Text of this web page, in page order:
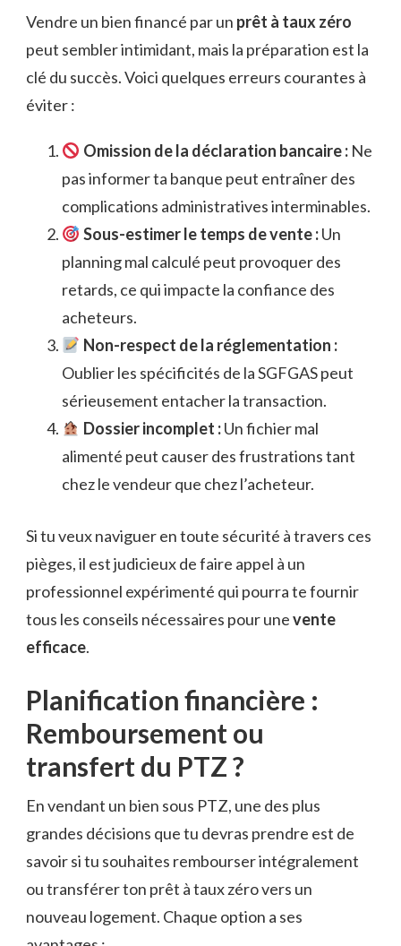
Vendre un bien financé par un prêt à taux zéro
peut sembler intimidant, mais la préparation est la
clé du succès. Voici quelques erreurs courantes à
éviter :
Omission de la déclaration bancaire :Ne
pas informer ta banque peut entraîner des
complications administratives interminables.
Sous-estimer le temps de vente :Un
planning mal calculé peut provoquer des
retards, ce qui impacte la confiance des
acheteurs.
Non-respect de la réglementation :
Oublier les spécificités de la SGFGAS peut
sérieusement entacher la transaction.
Dossier incomplet :Un fichier mal
alimenté peut causer des frustrations tant
chez le vendeur que chez l’acheteur.
Si tu veux naviguer en toute sécurité à travers ces
pièges, il est judicieux de faire appel à un
professionnel expérimenté qui pourra te fournir
tous les conseils nécessaires pour unevente
efficace.
Planification financière :
Remboursement ou
transfert du PTZ ?
En vendant un bien sous PTZ, une des plus
grandes décisions que tu devras prendre est de
savoir si tu souhaites rembourser intégralement
ou transférer ton prêt à taux zéro vers un
nouveau logement. Chaque option a ses